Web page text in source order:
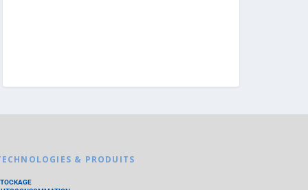
& PRODUITS